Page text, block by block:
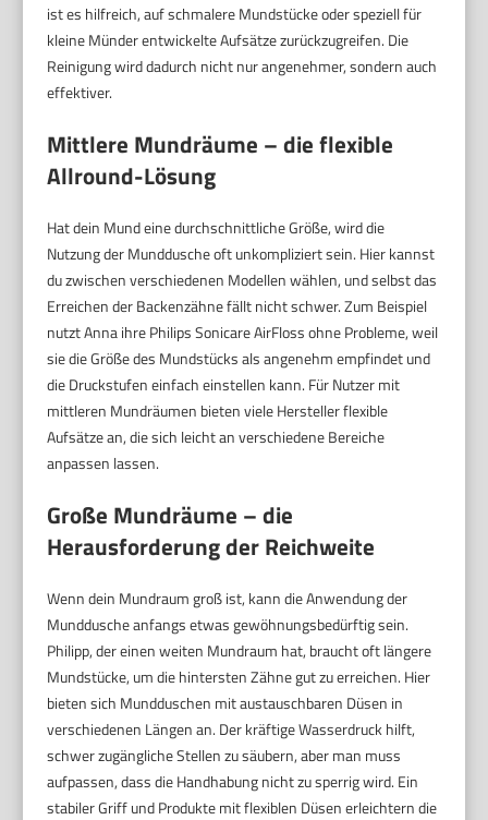
ist es hilfreich, auf schmalere Mundstücke oder speziell für
kleine Münder entwickelte Aufsätze zurückzugreifen. Die
Reinigung wird dadurch nicht nur angenehmer, sondern auch
effektiver.
Mittlere Mundräume – die flexible
Allround-Lösung
Hat dein Mund eine durchschnittliche Größe, wird die
Nutzung der Munddusche oft unkompliziert sein. Hier kannst
du zwischen verschiedenen Modellen wählen, und selbst das
Erreichen der Backenzähne fällt nicht schwer. Zum Beispiel
nutzt Anna ihre Philips Sonicare AirFloss ohne Probleme, weil
sie die Größe des Mundstücks als angenehm empfindet und
die Druckstufen einfach einstellen kann. Für Nutzer mit
mittleren Mundräumen bieten viele Hersteller flexible
Aufsätze an, die sich leicht an verschiedene Bereiche
anpassen lassen.
Große Mundräume – die
Herausforderung der Reichweite
Wenn dein Mundraum groß ist, kann die Anwendung der
Munddusche anfangs etwas gewöhnungsbedürftig sein.
Philipp, der einen weiten Mundraum hat, braucht oft längere
Mundstücke, um die hintersten Zähne gut zu erreichen. Hier
bieten sich Mundduschen mit austauschbaren Düsen in
verschiedenen Längen an. Der kräftige Wasserdruck hilft,
schwer zugängliche Stellen zu säubern, aber man muss
aufpassen, dass die Handhabung nicht zu sperrig wird. Ein
stabiler Griff und Produkte mit flexiblen Düsen erleichtern die